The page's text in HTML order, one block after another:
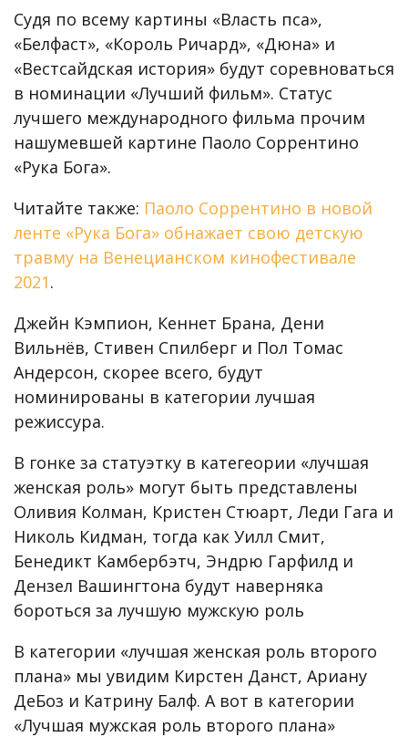
Судя по всему картины «Власть пса»,
«Белфаст», «Король Ричард», «Дюна» и
«Вестсайдская история» будут соревноваться
в номинации «Лучший фильм». Статус
лучшего международного фильма прочим
нашумевшей картине Паоло Соррентино
«Рука Бога».
Читайте также: Паоло Соррентино в новой
ленте «Рука Бога» обнажает свою детскую
травму на Венецианском кинофестивале
2021.
Джейн Кэмпион, Кеннет Брана, Дени
Вильнёв, Стивен Спилберг и Пол Томас
Андерсон, скорее всего, будут
номинированы в категории лучшая
режиссура.
В гонке за статуэтку в категеории «лучшая
женская роль» могут быть представлены
Оливия Колман, Кристен Стюарт, Леди Гага и
Николь Кидман, тогда как Уилл Смит,
Бенедикт Камбербэтч, Эндрю Гарфилд и
Дензел Вашингтона будут наверняка
бороться за лучшую мужскую роль
В категории «лучшая женская роль второго
плана» мы увидим Кирстен Данст, Ариану
ДеБоз и Катрину Балф. А вот в категории
«Лучшая мужская роль второго плана»